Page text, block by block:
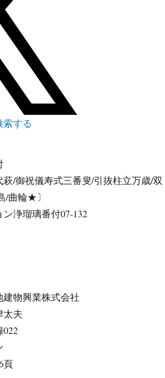
索する
/御祝儀寿式三番叟/引抜柱立万歳/双
/曲輪★〕
浄瑠璃番付07-132
建物興業株式会社
太夫
022
頁